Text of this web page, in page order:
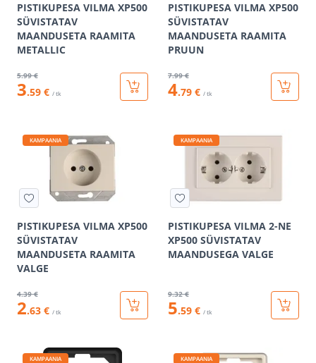
PISTIKUPESA VILMA XP500
SÜVISTATAV
MAANDUSETA RAAMITA
METALLIC
5.99 €
3.59 € / tk
PISTIKUPESA VILMA XP500
SÜVISTATAV
MAANDUSETA RAAMITA
PRUUN
7.99 €
4.79 € / tk
KAMPAANIA
PISTIKUPESA VILMA XP500
SÜVISTATAV
MAANDUSETA RAAMITA
VALGE
4.39 €
2.63 € / tk
KAMPAANIA
PISTIKUPESA VILMA 2-NE
XP500 SÜVISTATAV
MAANDUSEGA VALGE
9.32 €
5.59 € / tk
KAMPAANIA KAMPAANIA